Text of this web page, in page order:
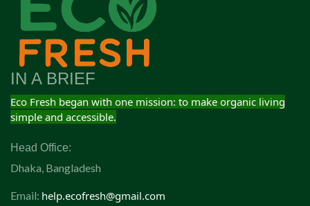
IN A BRIEF
Eco Fresh began with one mission: to make organic living
simple and accessible.
Head Office:
Dhaka, Bangladesh
Email: help.ecofresh@gmail.com